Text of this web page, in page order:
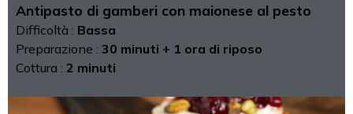
Antipasto di gamberi con maionese al pesto
Difficoltà : Bassa
Preparazione : 30 minuti + 1 ora di riposo
Cottura : 2 minuti